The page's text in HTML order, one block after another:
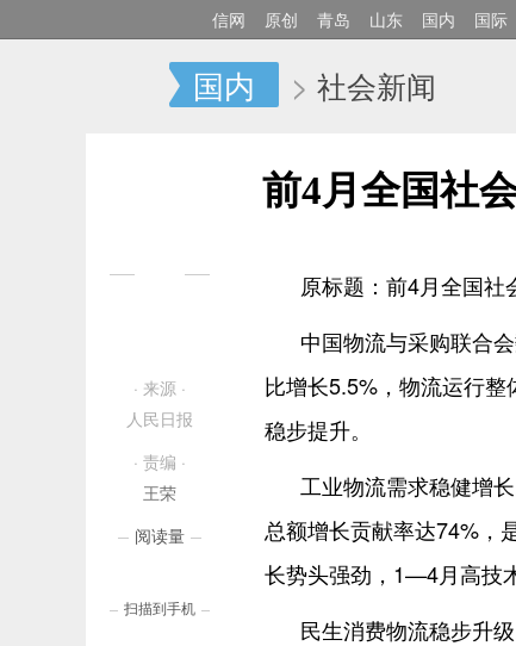
信网 原创 青岛 山东 国内 国际
国内 > 社会新闻
前4月全国社
原标题：前4月全国
中国物流与采购联合
比增长5.5%，物流运行
稳步提升。
工业物流需求稳健增
总额增长贡献率达74%，
长势头强劲，1—4月高技
民生消费物流稳步升
· 来源 ·
人民日报
· 责编 ·
王荣
阅读量
扫描到手机